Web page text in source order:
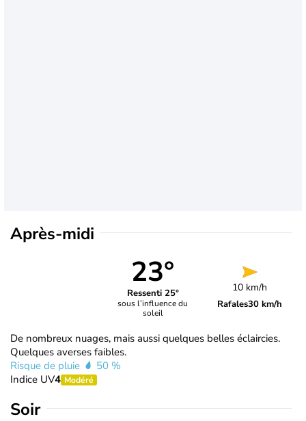
Après-midi
23°
Ressenti 25°
sous l’influence du
soleil
10 km/h
Rafales30 km/h
De nombreux nuages, mais aussi quelques belles éclaircies.
Quelques averses faibles.
Risque de pluie
50 %
Indice UV4 Modéré
Soir